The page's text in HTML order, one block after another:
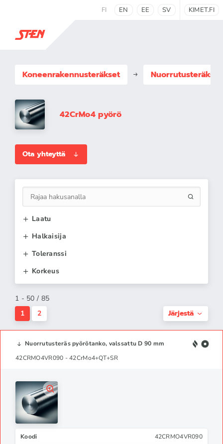
FI EN EE SV KIMET.FI
Koneenrakennus­teräkset Nuorrutusteräkset
42CrMo4 pyörö
Ota yhteyttä
Laatu
Halkaisija
Toleranssi
Korkeus
1 - 50 / 85
1
2 Järjestä
Nuorrutusteräs pyörötanko, valssattu D 90 mm
42CRMO4VR090 - 42CrMo4+QT+SR
Koodi 42CRMO4VR090